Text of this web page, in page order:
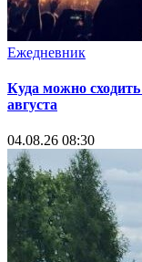
Ежедневник
Куда можно
августа
04.08.26 08:30